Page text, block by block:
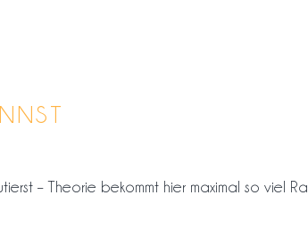
– Theorie bekommt hier maximal so viel